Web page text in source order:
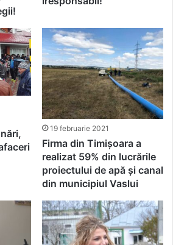
19 februarie 2021
Firma din Timișoara a
realizat 59% din lucrările
proiectului de apă și canal
din municipiul Vaslui